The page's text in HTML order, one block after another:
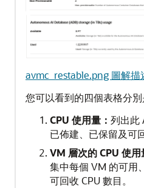
avmc_restable.png 圖解描
您可以看到的四個表格分別
CPU 使用量： 列出此
已佈建、已保留及可
VM 層次的 CPU 使用
集中每個 VM 的可用
可回收 CPU 數目。